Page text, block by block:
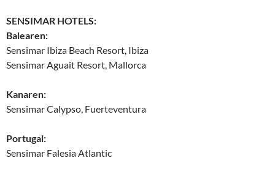
SENSIMAR HOTELS:
Balearen:
Sensimar Ibiza Beach Resort, Ibiza
Sensimar Aguait Resort, Mallorca
Kanaren:
Sensimar Calypso, Fuerteventura
Portugal:
Sensimar Falesia Atlantic